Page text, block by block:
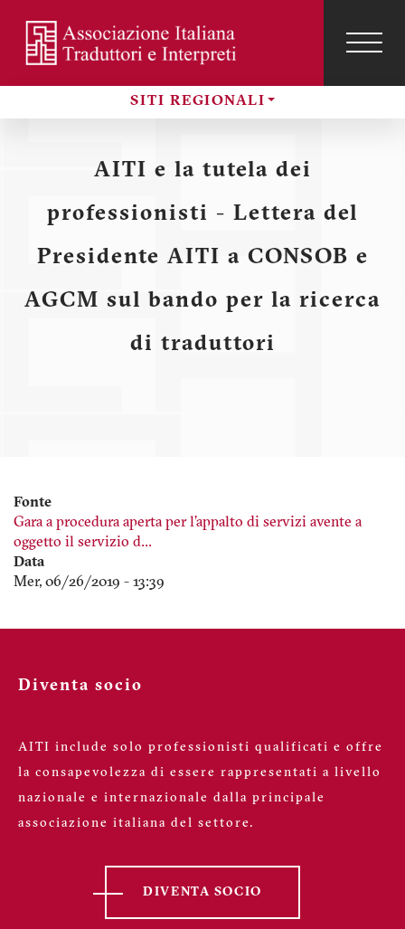
contenuto
principale
SITI REGIONALI
Menu
profilo
utente
AITI e la tutela dei
professionisti - Lettera del
Presidente AITI a CONSOB e
AGCM sul bando per la ricerca
di traduttori
Fonte
Gara a procedura aperta per l’appalto di servizi avente a
oggetto il servizio d…
Data
Mer, 06/26/2019 - 13:39
Diventa socio
AITI include solo professionisti qualificati e offre
la consapevolezza di essere rappresentati a livello
nazionale e internazionale dalla principale
associazione italiana del settore.
DIVENTA SOCIO